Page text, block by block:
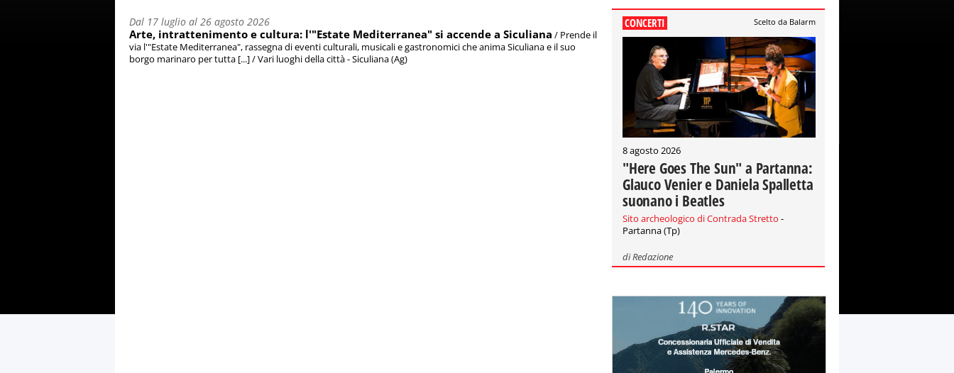
Dal 17 luglio al 26 agosto 2026
Arte, intrattenimento e cultura: l'"Estate Mediterranea" si accende a Siculiana / Prende il
via l'"Estate Mediterranea", rassegna di eventi culturali, musicali e gastronomici che anima Siculiana e il suo
borgo marinaro per tutta [...] / Vari luoghi della città - Siculiana (Ag)
CONCERTI Scelto da Balarm
8 agosto 2026
"Here Goes The Sun" a Partanna:
Glauco Venier e Daniela Spalletta
suonano i Beatles
Sito archeologico di Contrada Stretto -
Partanna (Tp)
diRedazione